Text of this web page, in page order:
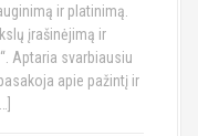
ir platinimą.
įrašinėjimą ir
Aptaria svarbiausiu
apie pažintį ir